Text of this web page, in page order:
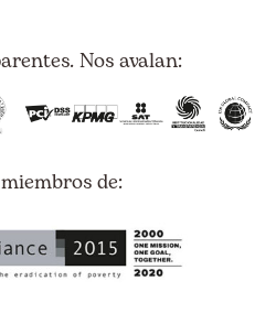
Nos avalan:
de: